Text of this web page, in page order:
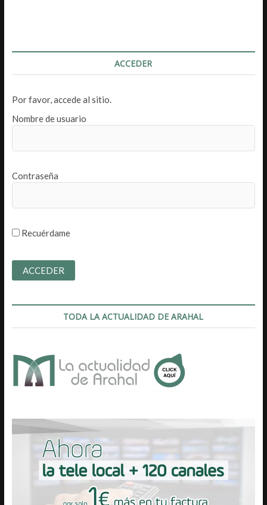
ACCEDER
Por favor, accede al sitio.
Nombre de usuario
Contraseña
Recuérdame
TODA LA ACTUALIDAD DE ARAHAL